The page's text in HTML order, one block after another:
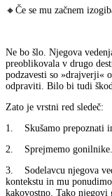
🔸Če se mu začnem
Ne bo šlo. Njegova
preoblikovala v drugo
podzavesti so »drajverji«
odpraviti. Bilo bi tudi
Zato je vrstni red sledeč:
1. Skušamo prepoznati
2. Sprejmemo gonilnike.
3. Sodelavcu njegova
kontekstu in mu
kakovostno. Tako